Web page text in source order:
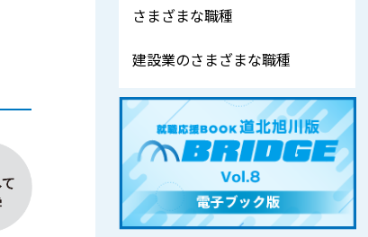
さまざまな職種
建設業のさまざまな職種